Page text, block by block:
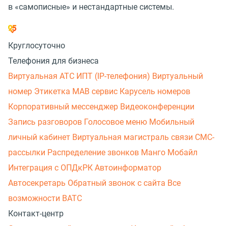
в «самописные» и нестандартные системы.
Круглосуточно
Телефония для бизнеса
Виртуальная АТС ИПТ (IP-телефония) Виртуальный
номер Этикетка МАВ сервис Карусель номеров
Корпоративный мессенджер Видеоконференции
Запись разговоров Голосовое меню Мобильный
личный кабинет Виртуальная магистраль связи СМС-
рассылки Распределение звонков Манго Мобайл
Интеграция с ОПДкРК Автоинформатор
Автосекретарь Обратный звонок с сайта Все
возможности ВАТС
Контакт-центр